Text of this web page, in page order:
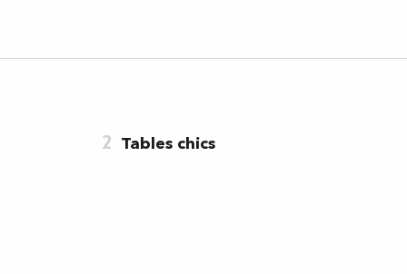
2 Tables chics